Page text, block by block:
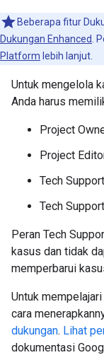
Beberapa fitur
Dukungan Enhanced
.
Platform lebih lanjut.
Untuk mengelola
Anda harus
Project
Project
Tech
Tech
Peran Tech
kasus dan tidak
memperbarui
Untuk
cara
dukungan. Lihat
dokumentasi